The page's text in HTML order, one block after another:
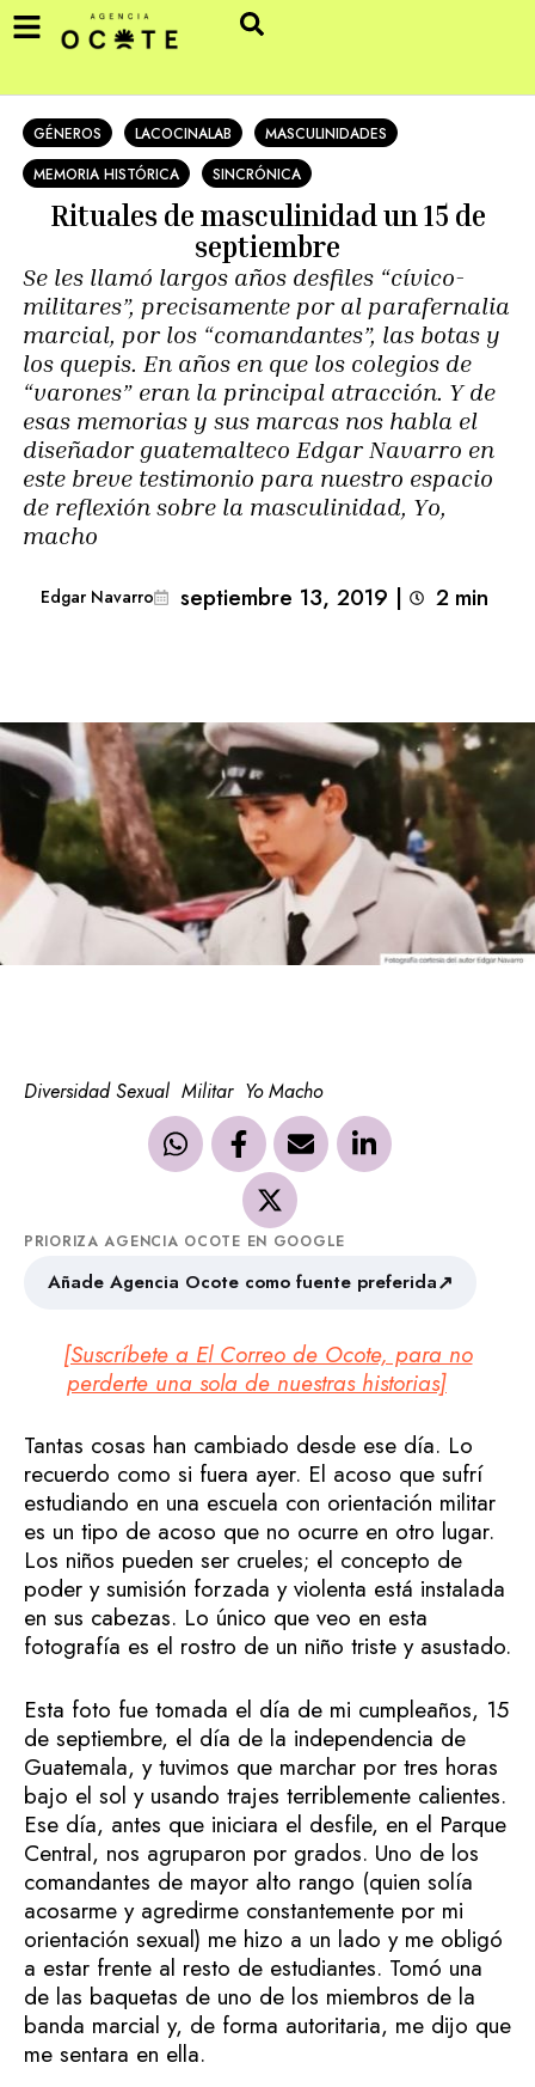
GÉNEROS LACOCINALAB
MASCULINIDADES
MEMORIA HISTÓRICA
SINCRÓNICA
Rituales de masculinidad un 15 de
septiembre
Se les llamó largos años desfiles “cívico-
militares”, precisamente por al parafernalia
marcial, por los “comandantes”, las botas y
los quepis. En años en que los colegios de
“varones” eran la principal atracción. Y de
esas memorias y sus marcas nos habla el
diseñador guatemalteco Edgar Navarro en
este breve testimonio para nuestro espacio
de reflexión sobre la masculinidad, Yo,
macho
Edgar Navarro septiembre 13, 2019 | 2 min
Diversidad Sexual Militar Yo Macho
PRIORIZA AGENCIA OCOTE EN GOOGLE
Añade Agencia Ocote como fuente preferida↗
[Suscríbete a El Correo de Ocote, para no
perderte una sola de nuestras historias]
Tantas cosas han cambiado desde ese día. Lo
recuerdo como si fuera ayer. El acoso que sufrí
estudiando en una escuela con orientación militar
es un tipo de acoso que no ocurre en otro lugar.
Los niños pueden ser crueles; el concepto de
poder y sumisión forzada y violenta está instalada
en sus cabezas. Lo único que veo en esta
fotografía es el rostro de un niño triste y asustado.
Esta foto fue tomada el día de mi cumpleaños, 15
de septiembre, el día de la independencia de
Guatemala, y tuvimos que marchar por tres horas
bajo el sol y usando trajes terriblemente calientes.
Ese día, antes que iniciara el desfile, en el Parque
Central, nos agruparon por grados. Uno de los
comandantes de mayor alto rango (quien solía
acosarme y agredirme constantemente por mi
orientación sexual) me hizo a un lado y me obligó
a estar frente al resto de estudiantes. Tomó una
de las baquetas de uno de los miembros de la
banda marcial y, de forma autoritaria, me dijo que
me sentara en ella.